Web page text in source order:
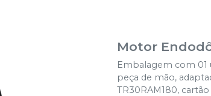
Motor
Embalagem com 01
peça de mão,
TR30RAM180,